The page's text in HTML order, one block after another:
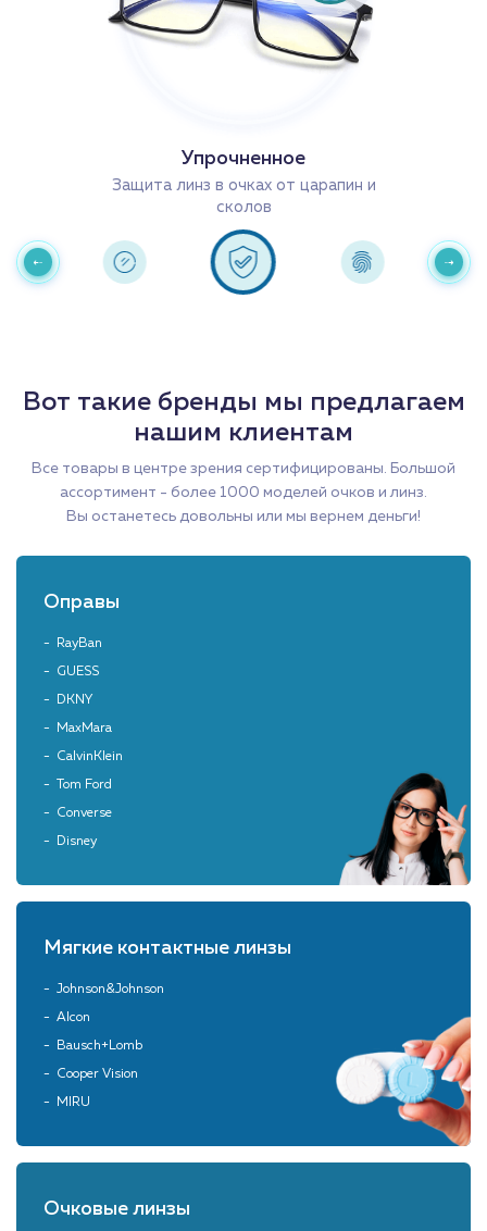
Упрочненное
Защита линз в очках от царапин и
сколов
Вот такие бренды мы предлагаем
нашим клиентам
Все товары в центре зрения сертифицированы. Большой
ассортимент - более 1000 моделей очков и линз.
Вы останетесь довольны или мы вернем деньги!
Оправы
RayBan
GUESS
DKNY
MaxMara
CalvinKlein
Tom Ford
Converse
Disney
Мягкие контактные линзы
Johnson&Johnson
Alcon
Bausch+Lomb
Cooper Vision
MIRU
Очковые линзы